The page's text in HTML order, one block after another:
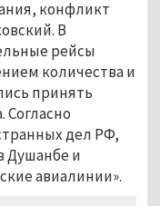
конфликт
В
рейсы
количества и
принять
Согласно
дел РФ,
Душанбе и
авиалинии».